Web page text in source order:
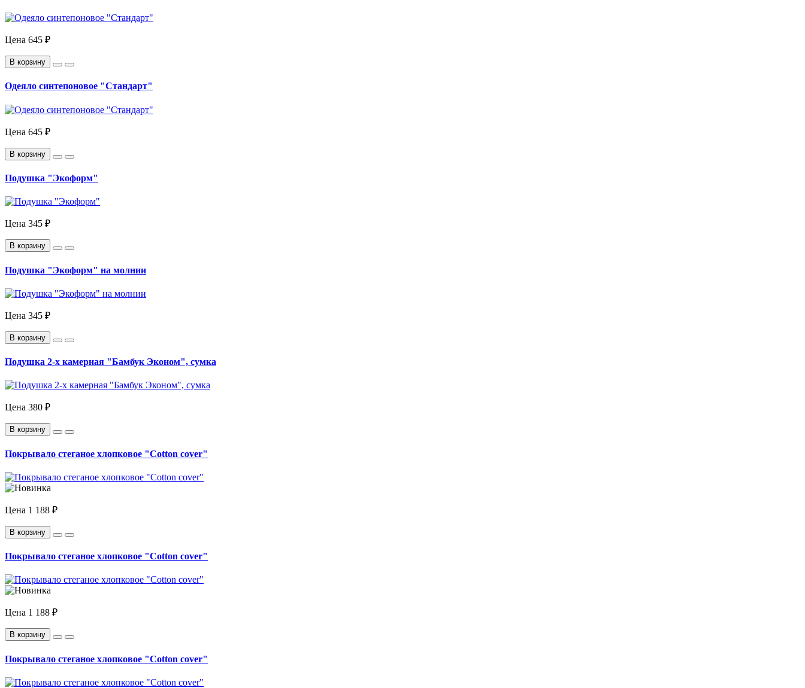
Цена 645 ₽
В корзину
Одеяло синтепоновое "Стандарт"
Цена 645 ₽
В корзину
Подушка "Экоформ"
Цена 345 ₽
В корзину
Подушка "Экоформ" на молнии
Цена 345 ₽
В корзину
Подушка 2-х камерная "Бамбук Эконом", сумка
Цена 380 ₽
В корзину
Покрывало стеганое хлопковое "Cotton cover"
Цена 1 188 ₽
В корзину
Покрывало стеганое хлопковое "Cotton cover"
Цена 1 188 ₽
В корзину
Покрывало стеганое хлопковое "Cotton cover"